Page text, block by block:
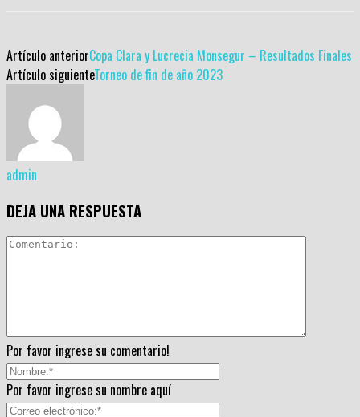
Artículo anteriorCopa Clara y Lucrecia Monsegur – Resultados Finales
Artículo siguienteTorneo de fin de año 2023
admin
DEJA UNA RESPUESTA
Por favor ingrese su comentario!
Por favor ingrese su nombre aquí